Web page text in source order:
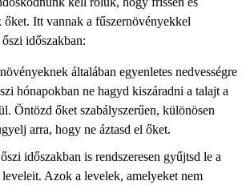
őket. Itt vannak a fűszernövényekkel
időszakban:
általában egyenletes nedvességre
hónapokban ne hagyd kiszáradni a talajt a
Öntözd őket szabályszerűen, különösen
arra, hogy ne áztasd el őket.
időszakban is rendszeresen gyűjtsd le a
Azok a levelek, amelyeket nem